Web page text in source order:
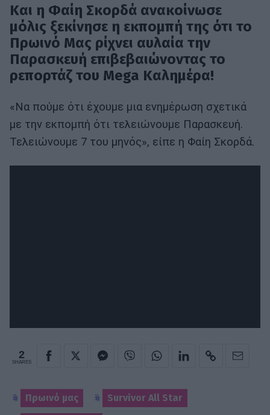
Και η Φαίη Σκορδά ανακοίνωσε
μόλις ξεκίνησε η εκπομπή της ότι το
Πρωινό Μας ρίχνει αυλαία την
Παρασκευή επιβεβαιώνοντας το
ρεπορτάζ του Mega Καλημέρα!
«Να πούμε ότι έχουμε μια ενημέρωση σχετικά
με την εκπομπή ότι τελειώνουμε Παρασκευή.
Τελειώνουμε 7 του μηνός», είπε η Φαίη Σκορδά.
2
SHARES
Πρωινό μας Survivor All Star